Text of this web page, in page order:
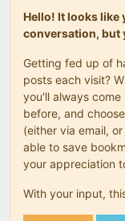
Hello! It looks like
conversation, but
Getting fed up of
posts each visit?
you'll always
before, and
(either via email,
able to save
your appreciation
With your input,